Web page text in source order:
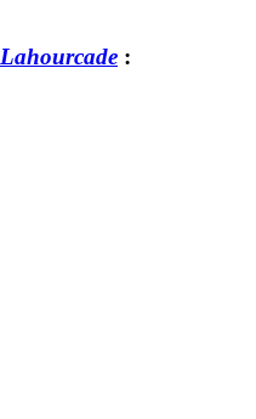
Lahourcade :